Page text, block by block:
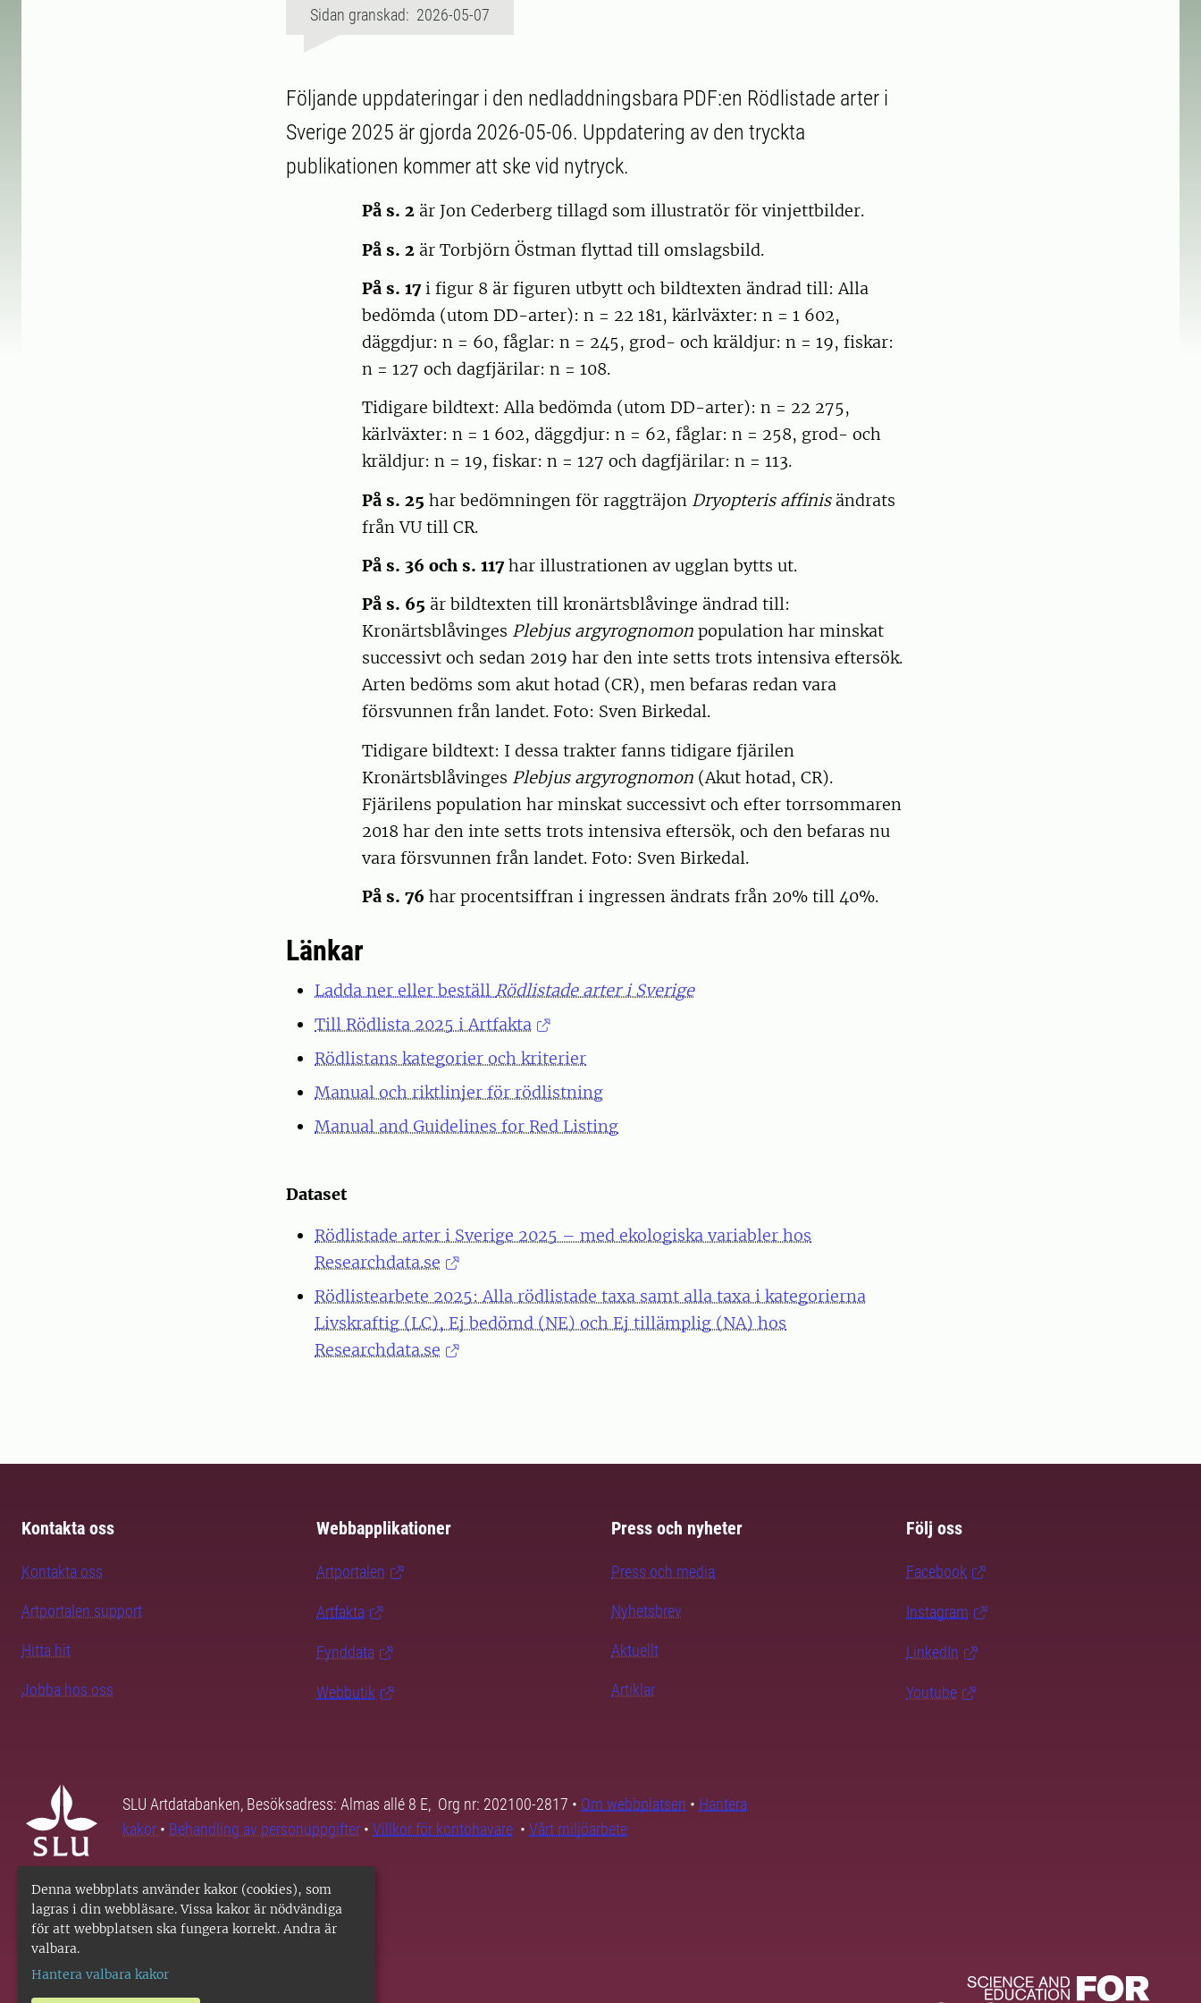
Denna webbplats använder kakor (cookies), som
lagras i din webbläsare. Vissa kakor är nödvändiga
för att webbplatsen ska fungera korrekt. Andra är
valbara.
Hantera valbara kakor
Sidan granskad: 2026-05-07
Följande uppdateringar i den nedladdningsbara PDF:en Rödlistade arter i
Sverige 2025 är gjorda 2026-05-06. Uppdatering av den tryckta
publikationen kommer att ske vid nytryck.
På s. 2 är Jon Cederberg tillagd som illustratör för vinjettbilder.
På s. 2 är Torbjörn Östman flyttad till omslagsbild.
På s. 17 i figur 8 är figuren utbytt och bildtexten ändrad till: Alla
bedömda (utom DD-arter): n = 22 181, kärlväxter: n = 1 602,
däggdjur: n = 60, fåglar: n = 245, grod- och kräldjur: n = 19, fiskar:
n = 127 och dagfjärilar: n = 108.
Tidigare bildtext: Alla bedömda (utom DD-arter): n = 22 275,
kärlväxter: n = 1 602, däggdjur: n = 62, fåglar: n = 258, grod- och
kräldjur: n = 19, fiskar: n = 127 och dagfjärilar: n = 113.
På s. 25 har bedömningen för raggträjon Dryopteris affinis ändrats
från VU till CR.
På s. 36 och s. 117 har illustrationen av ugglan bytts ut.
På s. 65 är bildtexten till kronärtsblåvinge ändrad till:
Kronärtsblåvinges Plebjus argyrognomon population har minskat
successivt och sedan 2019 har den inte setts trots intensiva eftersök.
Arten bedöms som akut hotad (CR), men befaras redan vara
försvunnen från landet. Foto: Sven Birkedal.
Tidigare bildtext: I dessa trakter fanns tidigare fjärilen
Kronärtsblåvinges Plebjus argyrognomon (Akut hotad, CR).
Fjärilens population har minskat successivt och efter torrsommaren
2018 har den inte setts trots intensiva eftersök, och den befaras nu
vara försvunnen från landet. Foto: Sven Birkedal.
På s. 76 har procentsiffran i ingressen ändrats från 20% till 40%.
Länkar
Ladda ner eller beställ Rödlistade arter i Sverige
Till Rödlista 2025 i Artfakta
Rödlistans kategorier och kriterier
Manual och riktlinjer för rödlistning
Manual and Guidelines for Red Listing
Dataset
Rödlistade arter i Sverige 2025 – med ekologiska variabler hos
Researchdata.se
Rödlistearbete 2025: Alla rödlistade taxa samt alla taxa i kategorierna
Livskraftig (LC), Ej bedömd (NE) och Ej tillämplig (NA) hos
Researchdata.se
Kontakta oss
Kontakta oss
Artportalen support
Hitta hit
Jobba hos oss
Webbapplikationer
Artportalen
Artfakta
Fynddata
Webbutik
Press och nyheter
Press och media
Nyhetsbrev
Aktuellt
Artiklar
Följ oss
Facebook
Instagram
LinkedIn
Youtube
SLU Artdatabanken, Besöksadress: Almas allé 8 E, Org nr: 202100-2817 • Om webbplatsen • Hantera
kakor • Behandling av personuppgifter • Villkor för kontohavare • Vårt miljöarbete